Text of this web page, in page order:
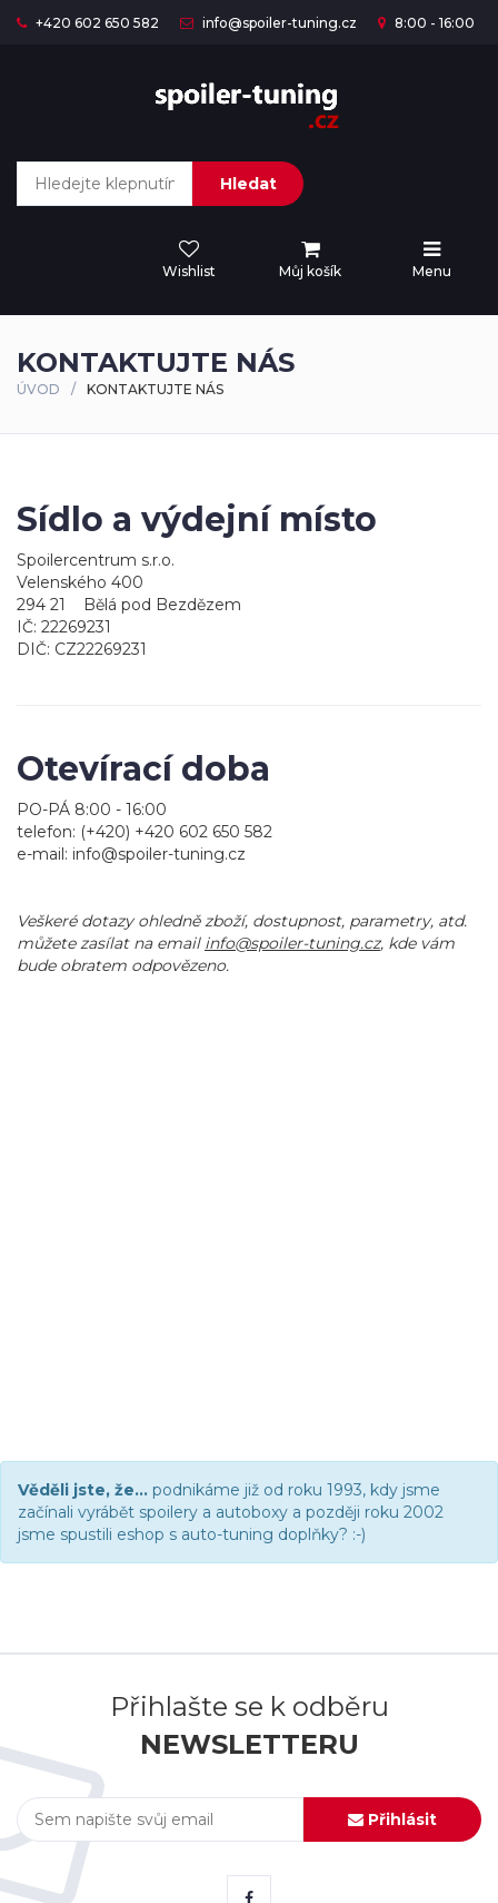
+420 602 650 582 info@spoiler-tuning.cz 8:00 - 16:00
Hledat
Wishlist Můj košík Menu
KONTAKTUJTE NÁS
ÚVOD KONTAKTUJTE NÁS
Sídlo a výdejní místo
Spoilercentrum s.r.o.
Velenského 400
294 21 Bělá pod Bezdězem
IČ: 22269231
DIČ: CZ22269231
Otevírací doba
PO-PÁ 8:00 - 16:00
telefon: (+420) +420 602 650 582
e-mail: info@spoiler-tuning.cz
Veškeré dotazy ohledně zboží, dostupnost, parametry, atd.
můžete zasílat na email info@spoiler-tuning.cz, kde vám
bude obratem odpovězeno.
Věděli jste, že... podnikáme již od roku 1993, kdy jsme
začínali vyrábět spoilery a autoboxy a později roku 2002
jsme spustili eshop s auto-tuning doplňky? :-)
Přihlašte se k odběru
NEWSLETTERU
Přihlásit